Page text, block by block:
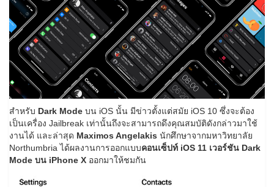
สำหรับ Dark Mode บน iOS นั้น มีข่าวตั้งแต่สมัย iOS 10 ซึ่งจะต้อง
เป็นเครื่อง Jailbreak เท่านั้นถึงจะสามารถดึงคุณสมบัติดังกล่าวมาใช้
งานได้ และล่าสุด Maximos Angelakis นักศึกษาจากมหาวิทยาลัย
Northumbria ได้ผลงานการออกแบบคอนเซ็ปท์ iOS 11 เวอร์ชัน Dark
Mode บน iPhone X ออกมาให้ชมกัน